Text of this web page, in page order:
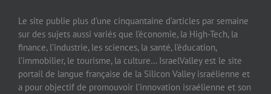
Le site publie plus d’une cinquantaine d’articles par semaine
sur des sujets aussi variés que l’économie, la High-Tech, la
finance, l’industrie, les sciences, la santé, l’éducation,
l’immobilier, le tourisme, la culture… IsraelValley est le site
portail de langue française de la Silicon Valley israélienne et
a pour objectif de promouvoir l’innovation israélienne et son